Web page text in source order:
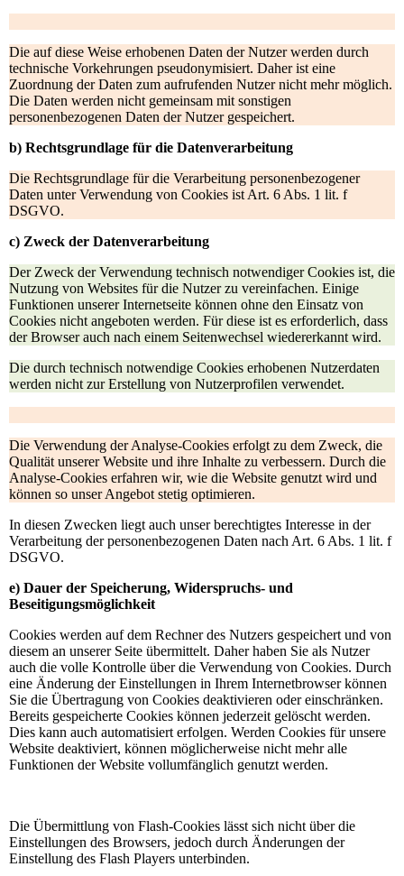
Die auf diese Weise erhobenen Daten der Nutzer werden durch
technische Vorkehrungen pseudonymisiert. Daher ist eine
Zuordnung der Daten zum aufrufenden Nutzer nicht mehr möglich.
Die Daten werden nicht gemeinsam mit sonstigen
personenbezogenen Daten der Nutzer gespeichert.
b) Rechtsgrundlage für die Datenverarbeitung
Die Rechtsgrundlage für die Verarbeitung personenbezogener
Daten unter Verwendung von Cookies ist Art. 6 Abs. 1 lit. f
DSGVO.
c) Zweck der Datenverarbeitung
Der Zweck der Verwendung technisch notwendiger Cookies ist, die
Nutzung von Websites für die Nutzer zu vereinfachen. Einige
Funktionen unserer Internetseite können ohne den Einsatz von
Cookies nicht angeboten werden. Für diese ist es erforderlich, dass
der Browser auch nach einem Seitenwechsel wiedererkannt wird.
Die durch technisch notwendige Cookies erhobenen Nutzerdaten
werden nicht zur Erstellung von Nutzerprofilen verwendet.
Die Verwendung der Analyse-Cookies erfolgt zu dem Zweck, die
Qualität unserer Website und ihre Inhalte zu verbessern. Durch die
Analyse-Cookies erfahren wir, wie die Website genutzt wird und
können so unser Angebot stetig optimieren.
In diesen Zwecken liegt auch unser berechtigtes Interesse in der
Verarbeitung der personenbezogenen Daten nach Art. 6 Abs. 1 lit. f
DSGVO.
e) Dauer der Speicherung, Widerspruchs- und
Beseitigungsmöglichkeit
Cookies werden auf dem Rechner des Nutzers gespeichert und von
diesem an unserer Seite übermittelt. Daher haben Sie als Nutzer
auch die volle Kontrolle über die Verwendung von Cookies. Durch
eine Änderung der Einstellungen in Ihrem Internetbrowser können
Sie die Übertragung von Cookies deaktivieren oder einschränken.
Bereits gespeicherte Cookies können jederzeit gelöscht werden.
Dies kann auch automatisiert erfolgen. Werden Cookies für unsere
Website deaktiviert, können möglicherweise nicht mehr alle
Funktionen der Website vollumfänglich genutzt werden.
Die Übermittlung von Flash-Cookies lässt sich nicht über die
Einstellungen des Browsers, jedoch durch Änderungen der
Einstellung des Flash Players unterbinden.